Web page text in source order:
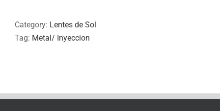
Category: Lentes de Sol
Tag: Metal/ Inyeccion